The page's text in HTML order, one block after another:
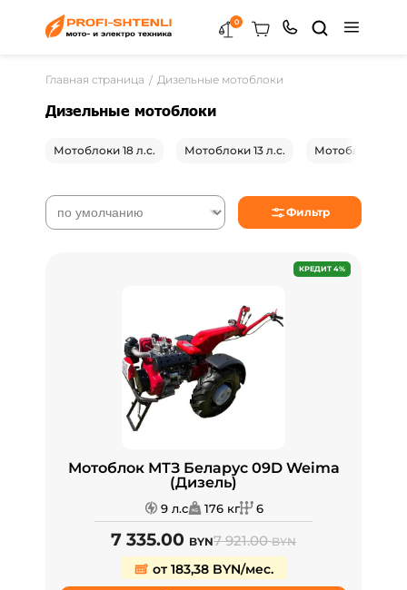
0
Главная страница Дизельные мотоблоки
Дизельные мотоблоки
Мотоблоки 18 л.с. Мотоблоки 13 л.с. Мотоблоки 8
Фильтр
КРЕДИТ 4%
Мотоблок МТЗ Беларус 09D Weima
(Дизель)
9 л.с 176 кг 6
7 335.00 BYN7 921.00BYN
от 183,38 BYN/мес.